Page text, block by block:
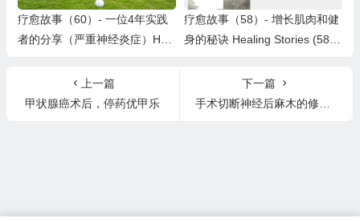
疗愈故事（60）- 一位4年实践
者的分享（严重神经炎症）Heal
疗愈故事（58）- 增长肌肉和健
身的秘诀 Healing Stories (58)
上一篇
甲状腺癌术后，停药优甲乐
下一篇
手术切断神经后麻木的修复案例